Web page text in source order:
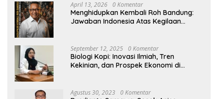
April 13, 2026 0 Komentar
Menghidupkan Kembali Roh Bandung:
Jawaban Indonesia Atas Kegilaan
September 12, 2025 0 Komentar
Biologi Kopi: Inovasi Ilmiah, Tren
Kekinian, dan Prospek Ekonomi di
Agustus 30, 2023 0 Komentar